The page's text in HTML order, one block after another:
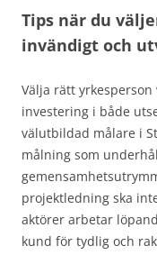
Tips när du
invändigt och
Välja rätt
investering i både
välutbildad målare i
målning som
projektledning ska
aktörer arbetar
kund för tydlig och